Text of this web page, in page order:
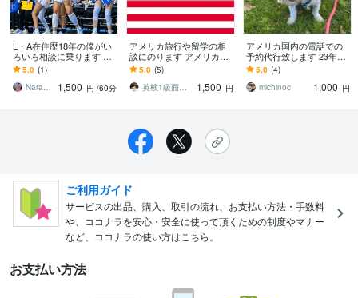
L・A在住歴18年の僕がい
ろいろ相談に乗ります 海
外での面白い話や生き抜
くためのサバイバルのヒ
ントになる
5.0 (1)
Naranon
1,500 円 /60分
アメリカ旅行や留学の相
談にのります アメリカへ
の旅行を考えていて、少
しでもコストを下げたい
方へ
5.0 (5)
英検1級面接38点のマルチリンガルK
1,500 円
アメリカ国内の電話での
予約代行致します 23年間
ロサンゼルスに住んでい
る私にお任せください！
5.0 (4)
michinoc
1,000 円
ご利用ガイド
サービスの出品、購入、取引の流れ、お支払い方法・手数料
や、ココナラを安心・安全に使って頂くための制度やマナー
など、ココナラの使い方はこちら。
お支払い方法